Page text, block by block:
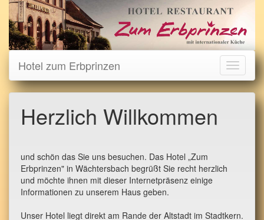
Toggle
Hotel zum Erbprinzen
Herzlich Willkommen
und schön das Sie uns besuchen. Das Hotel „Zum
Erbprinzen" in Wächtersbach begrüßt Sie recht herzlich
und möchte ihnen mit dieser Internetpräsenz einige
Informationen zu unserem Haus geben.
Unser Hotel liegt direkt am Rande der Altstadt im Stadtkern.